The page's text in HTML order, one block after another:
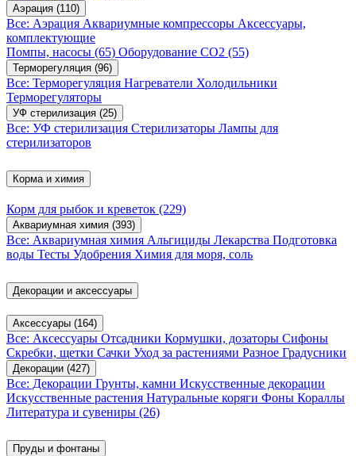
Аэрация (110)
Все: Аэрация Аквариумные компрессоры Аксессуары,
комплектующие
Помпы, насосы (65) Оборудование CO2 (55)
Терморегуляция (96)
Все: Терморегуляция Нагреватели Холодильники
Терморегуляторы
УФ стерилизация (25)
Все: УФ стерилизация Стерилизаторы Лампы для
стерилизаторов
Корма и химия
Корм для рыбок и креветок (229)
Аквариумная химия (393)
Все: Аквариумная химия Альгициды Лекарства Подготовка
воды Тесты Удобрения Химия для моря, соль
Декорации и аксессуары
Аксессуары (164)
Все: Аксессуары Отсадники Кормушки, дозаторы Сифоны
Скребки, щетки Сачки Уход за растениями Разное Градусники
Декорации (427)
Все: Декорации Грунты, камни Искусственные декорации
Искусственные растения Натуральные коряги Фоны Кораллы
Литература и сувениры (26)
Пруды и фонтаны